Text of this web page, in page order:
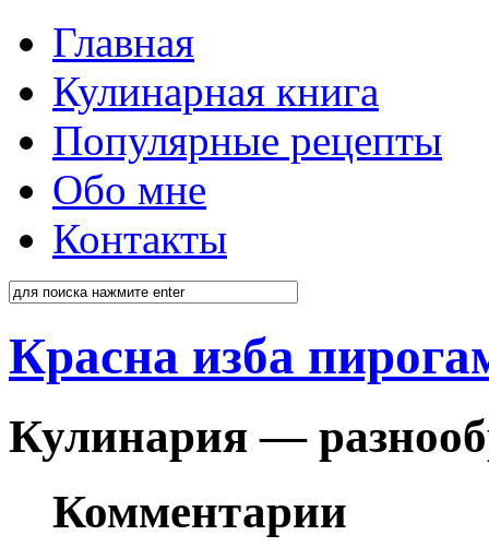
Главная
Кулинарная книга
Популярные рецепты
Обо мне
Контакты
Красна изба
Кулинария —
Комментарии